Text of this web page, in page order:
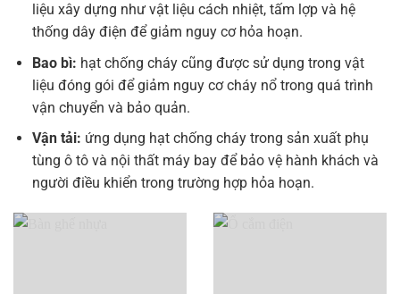
liệu xây dựng như vật liệu cách nhiệt, tấm lợp và hệ
thống dây điện để giảm nguy cơ hỏa hoạn.
Bao bì: hạt chống cháy cũng được sử dụng trong vật
liệu đóng gói để giảm nguy cơ cháy nổ trong quá trình
vận chuyển và bảo quản.
Vận tải: ứng dụng hạt chống cháy trong sản xuất phụ
tùng ô tô và nội thất máy bay để bảo vệ hành khách và
người điều khiển trong trường hợp hỏa hoạn.